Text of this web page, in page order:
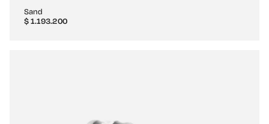
Sand
$1.193.200